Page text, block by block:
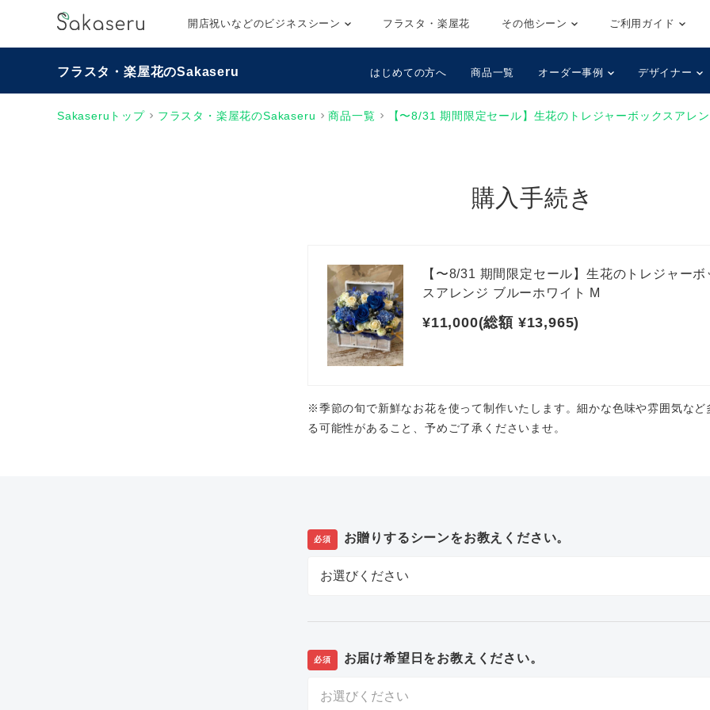
開店祝いなどのビジネスシーン フラスタ・楽屋花 その他シーン ご利用ガイド
フラスタ・楽屋花のSakaseru はじめての方へ 商品一覧 オーダー事例 デザイナー
Sakaseruトップ フラスタ・楽屋花のSakaseru 商品一覧 【〜8/31 期間限定セール】生花のトレジャーボックスアレ
購入手続き
【〜8/31 期間限定セール】生花のトレジャーボ
スアレンジ ブルーホワイト M
¥11,000(総額 ¥13,965)
※季節の旬で新鮮なお花を使って制作いたします。細かな色味や雰囲気など
る可能性があること、予めご了承くださいませ。
必須 お贈りするシーンをお教えください。
必須 お届け希望日をお教えください。